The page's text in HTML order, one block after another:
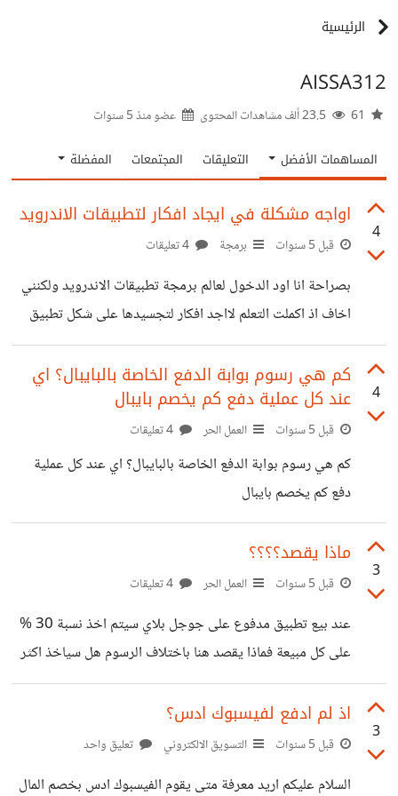
الرئيسية
AISSA312
عضو منذ5 سنوات
المساهمات الأفضل التعليقات المجتمعات المفضلة
4
اواجه مشكلة في ايجاد افكار لتطبيقات الاندرويد
قبل 5 سنوات برمجة
بصراحة انا اود الدخول لعالم برمجة تطبيقات الاندرويد ولكنني
اخاف اذ اكملت التعلم لااجد افكار لتجسيدها على شكل تطبيق
وحتى الان ليست عي ادنى فكرة عن افكار لتطبيق ارجو افادتنا
واعطائنا بعض الافكار وجزاكم الله خيرا
4
كم هي رسوم بوابة الدفع الخاصة بالبايبال؟ اي
عند كل عملية دفع كم يخصم بايبال
قبل 5 سنوات العمل الحر
كم هي رسوم بوابة الدفع الخاصة بالبايبال؟ اي عند كل عملية
دفع كم يخصم بايبال
3
ماذا يقصد؟؟؟؟
قبل 5 سنوات العمل الحر
عند بيع تطبيق مدفوع على جوجل بلاي سيتم اخذ نسبة 30 %
على كل مبيعة فماذا يقصد هنا باختلاف الرسوم هل سياخذ اكثر
او اقل من 30 بالمئة 'تخضع جميع عمليات الشراء في Google
Play لرسوم المعاملات المفروضة على التاجر. وتختلف هذه
الرسوم باختلاف العملة." الرابط:
3
اذ لم ادفع لفيسبوك ادس؟
قبل 5 سنوات التسويق الالكتروني تعليق واحد
السلام عليكم اريد معرفة متى يقوم الفيسبوك ادس بخصم المال